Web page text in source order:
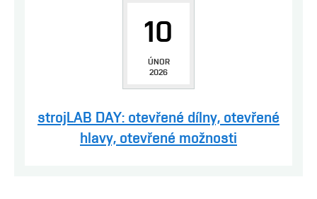
10
ÚNOR
2026
strojLAB DAY: otevřené dílny, otevřené
hlavy, otevřené možnosti